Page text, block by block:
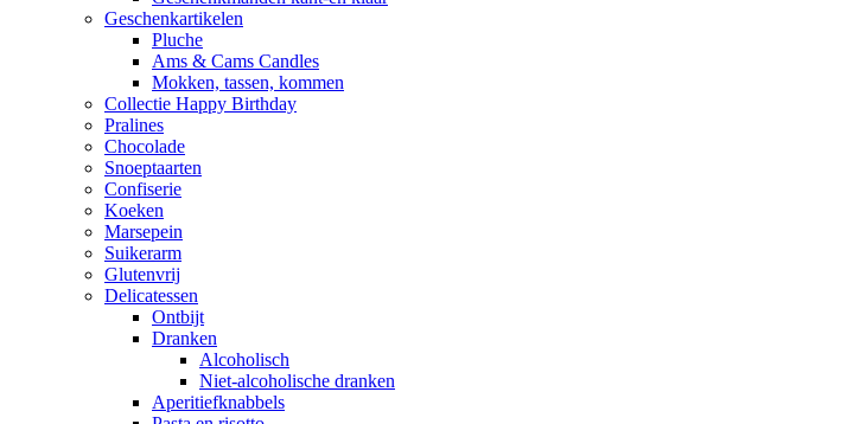
Geschenkartikelen
Pluche
Ams & Cams Candles
Mokken, tassen, kommen
Collectie Happy Birthday
Pralines
Chocolade
Snoeptaarten
Confiserie
Koeken
Marsepein
Suikerarm
Glutenvrij
Delicatessen
Ontbijt
Dranken
Alcoholisch
Niet-alcoholische dranken
Aperitiefknabbels